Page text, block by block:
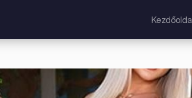
Kezdőoldal